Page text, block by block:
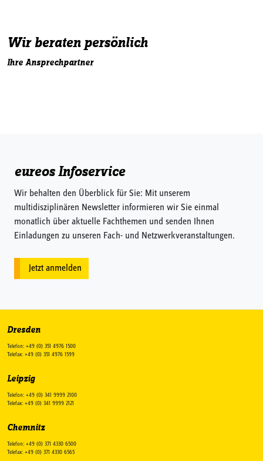
Wir beraten persönlich
Ihre Ansprechpartner
eureos Infoservice
Wir behalten den Überblick für Sie: Mit unserem
multidisziplinären Newsletter informieren wir Sie einmal
monatlich über aktuelle Fachthemen und senden Ihnen
Einladungen zu unseren Fach- und Netzwerkveranstaltungen.
Jetzt anmelden
Dresden
Telefon: +49 (0) 351 4976 1500
Telefax: +49 (0) 351 4976 1599
Leipzig
Telefon: +49 (0) 341 9999 2100
Telefax: +49 (0) 341 9999 2121
Chemnitz
Telefon: +49 (0) 371 4330 6500
Telefax: +49 (0) 371 4330 6565